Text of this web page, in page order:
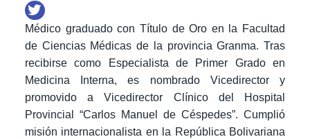
Médico graduado con Título de Oro en la Facultad
de Ciencias Médicas de la provincia Granma. Tras
recibirse como Especialista de Primer Grado en
Medicina Interna, es nombrado Vicedirector y
promovido a Vicedirector Clínico del Hospital
Provincial “Carlos Manuel de Céspedes”. Cumplió
misión internacionalista en la República Bolivariana